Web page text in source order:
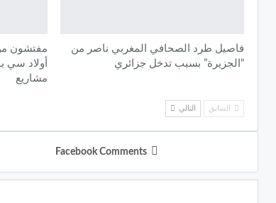
فاصيل طرد الصحافي المغربي ناصر من
“الجزيرة” بسبب تدخل جزائري
مفتشون
أولاد سي
مشاريع
السابق التالي
Facebook Comments